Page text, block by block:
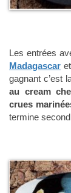
Les entrées
Madagascar
gagnant c’est
au cream
crues
termine